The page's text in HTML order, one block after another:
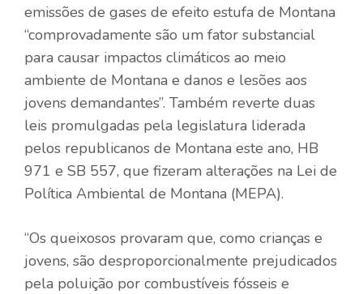
emissões de gases de efeito estufa de Montana
“comprovadamente são um fator substancial
para causar impactos climáticos ao meio
ambiente de Montana e danos e lesões aos
jovens demandantes”. Também reverte duas
leis promulgadas pela legislatura liderada
pelos republicanos de Montana este ano, HB
971 e SB 557, que fizeram alterações na Lei de
Política Ambiental de Montana (MEPA).
“Os queixosos provaram que, como crianças e
jovens, são desproporcionalmente prejudicados
pela poluição por combustíveis fósseis e